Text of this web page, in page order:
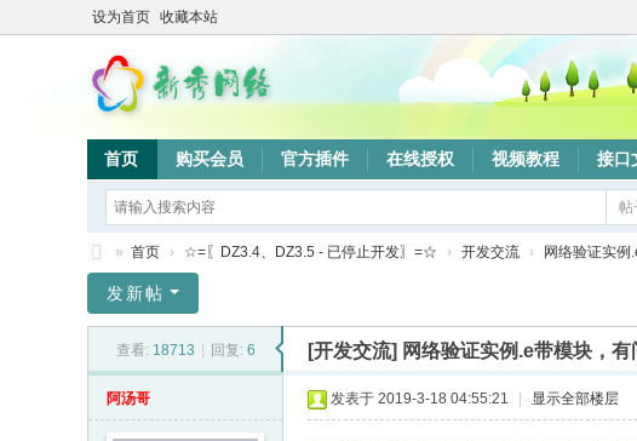
设为首页 收藏本站
首页 购买会员 官方插件 在线授权 视频教程 接口
帖
秀
» 首页 › ☆=〖DZ3.4、DZ3.5 - 已停止开发〗=☆ › 开发交流 › 网络验证实例
发新帖
查看: 18713 回复: 6 [开发交流] 网络验证实例.e带模块，
阿汤哥 发表于 2019-3-18 04:55:21 显示全部楼层